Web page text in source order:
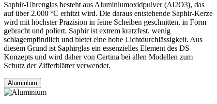
Saphir-Uhrenglas besteht aus Aluminiumoxidpulver (Al2O3), das
auf über 2.000 °C erhitzt wird. Die daraus entstehende Saphir-Kerze
wird mit höchster Präzision in feine Scheiben geschnitten, in Form
gebracht und poliert. Saphir ist extrem kratzfest, wenig
schlagempfindlich und bietet eine hohe Lichtdurchlässigkeit. Aus
diesem Grund ist Saphirglas ein essenzielles Element des DS
Konzepts und wird daher von Certina bei allen Modellen zum
Schutz der Zifferblätter verwendet.
Aluminium